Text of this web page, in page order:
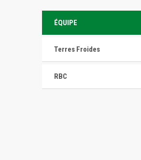
ÉQUIPE
Terres Froides
RBC